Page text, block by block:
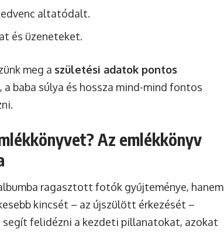
altatódalt.
és üzeneteket.
meg a születési adatok pontos
a baba súlya és hossza mind-mind fontos
Az emlékkönyv
ragasztott fotók gyűjteménye, hanem
kincsét – az újszülött érkezését –
felidézni a kezdeti pillanatokat, azokat